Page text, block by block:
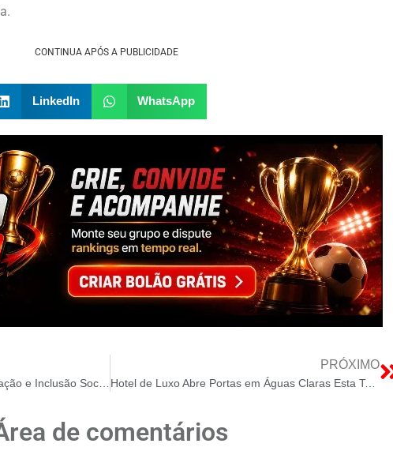
CONTINUA APÓS A PUBLICIDADE
LinkedIn WhatsApp
PRÓXIMO
Hotel de Luxo Abre Portas em Águas Claras Esta Terça
de comentários